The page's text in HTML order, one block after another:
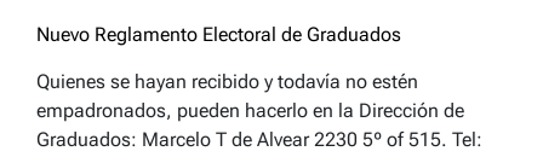
Nuevo Reglamento Electoral de Graduados
Quienes se hayan recibido y todavía no estén
empadronados, pueden hacerlo en la Dirección de
Graduados: Marcelo T de Alvear 2230 5º of 515. Tel: